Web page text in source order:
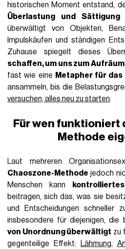
historischen Moment entstand,
Überlastung und Sättigung
überwältigt von Objekten,
Impulskäufen und ständigen
Zuhause spiegelt dieses
schaffen, um uns zum
fast wie eine Metapher für das
ansammeln, bis die
versuchen, alles neu zu starten.
Für wen funktioniert
Methode
Laut mehreren
Chaoszone-Methode jedoch
Menschen kann
beitragen, sich das, was sie
und Entscheidungen schneller
insbesondere für diejenigen, die
von Unordnung überwältigt zu
gegenteilige Effekt:
Lähmung,